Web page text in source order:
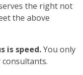
the right not
the above
is speed.You only